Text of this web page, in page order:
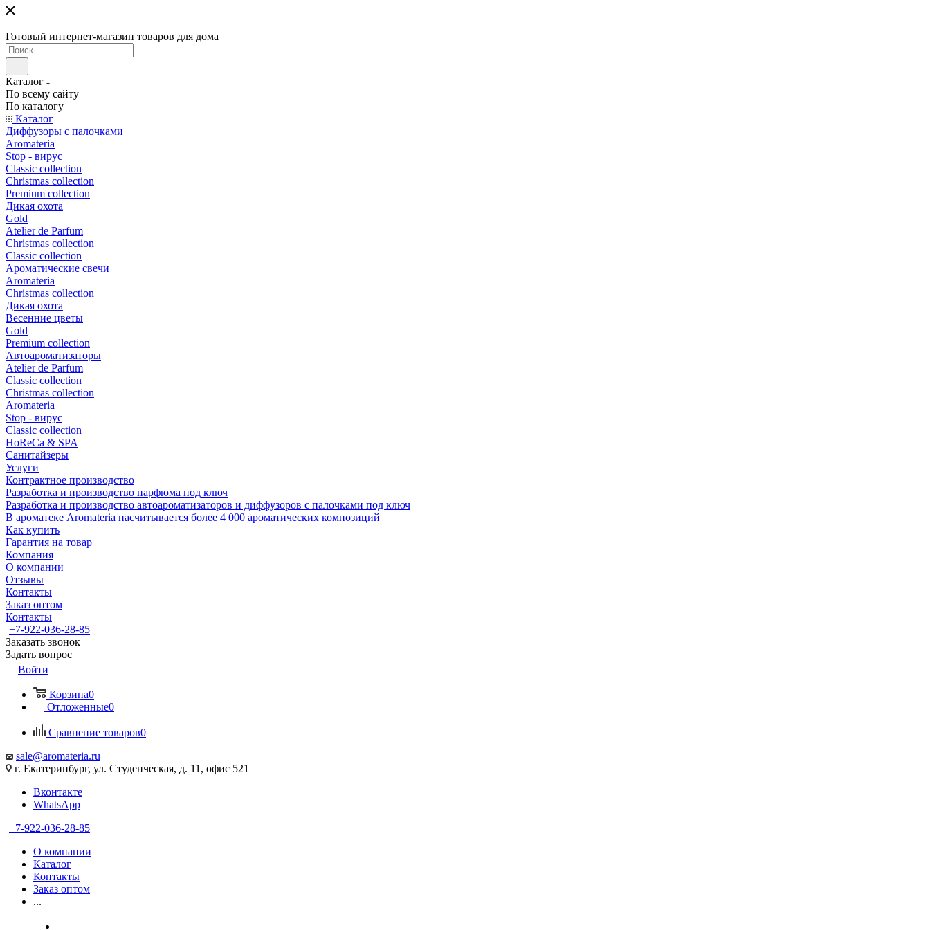
Готовый интернет-магазин товаров для дома
Каталог
По всему сайту
По каталогу
Каталог
Диффузоры с палочками
Aromateria
Stop - вирус
Сlassic collection
Сhristmas collection
Premium collection
Дикая охота
Gold
Atelier de Parfum
Christmas collection
Classic collection
Ароматические свечи
Aromateria
Сhristmas collection
Дикая охота
Весенние цветы
Gold
Premium collection
Автоароматизаторы
Atelier de Parfum
Classic collection
Christmas collection
Aromateria
Stop - вирус
Сlassic collection
HoReCa & SPA
Санитайзеры
Услуги
Контрактное производство
Разработка и производство парфюма под ключ
Разработка и производство автоароматизаторов и диффузоров с палочками под ключ
В ароматеке Aromateria насчитывается более 4 000 ароматических композиций
Как купить
Гарантия на товар
Компания
О компании
Отзывы
Контакты
Заказ оптом
Контакты
+7-922-036-28-85
Заказать звонок
Задать вопрос
Войти
Корзина0
Отложенные0
Сравнение товаров0
sale@aromateria.ru
г. Екатеринбург, ул. Студенческая, д. 11, офис 521
Вконтакте
WhatsApp
+7-922-036-28-85
О компании
Каталог
Контакты
Заказ оптом
...